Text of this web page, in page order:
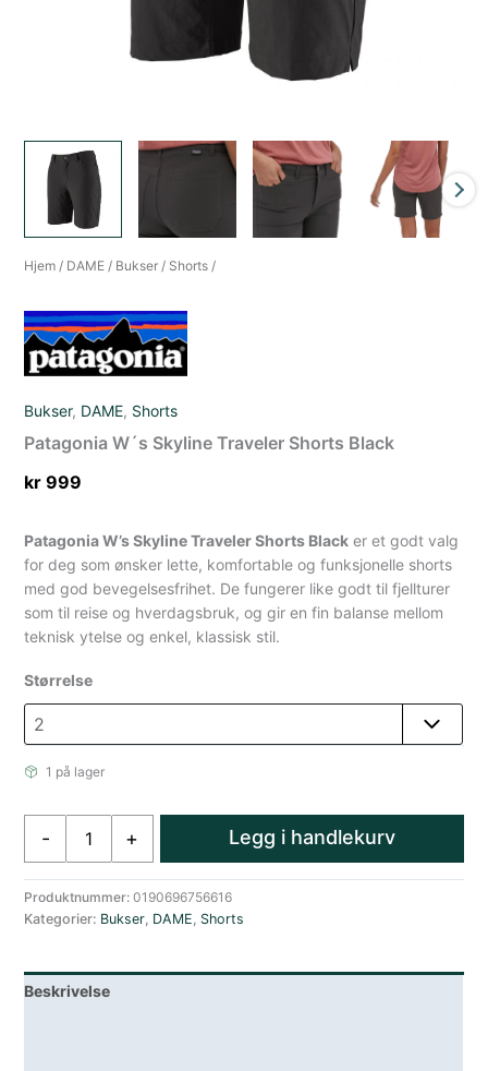
Hjem / DAME / Bukser / Shorts /
Bukser, DAME, Shorts
Patagonia W´s Skyline Traveler Shorts Black
kr 999
Patagonia W’s Skyline Traveler Shorts Black er et godt valg
for deg som ønsker lette, komfortable og funksjonelle shorts
med god bevegelsesfrihet. De fungerer like godt til fjellturer
som til reise og hverdagsbruk, og gir en fin balanse mellom
teknisk ytelse og enkel, klassisk stil.
Størrelse
1 på lager
-
Skyline
Traveler
Black
antall
+ Legg i handlekurv
Produktnummer:0190696756616
Kategorier: Bukser, DAME, Shorts
Beskrivelse